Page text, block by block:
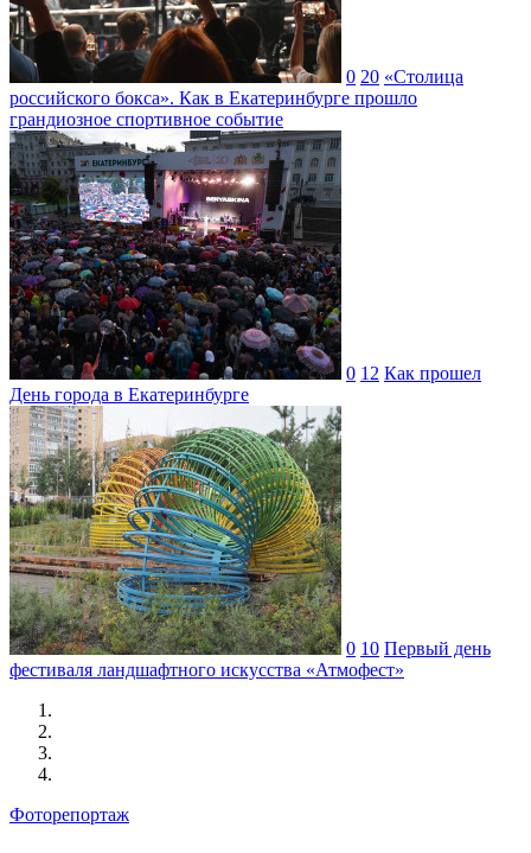
0 20 «Столица
российского бокса». Как в Екатеринбурге прошло
грандиозное спортивное событие
0 12 Как прошел
День города в Екатеринбурге
0 10 Первый день
фестиваля ландшафтного искусства «Атмофест»
Фоторепортаж